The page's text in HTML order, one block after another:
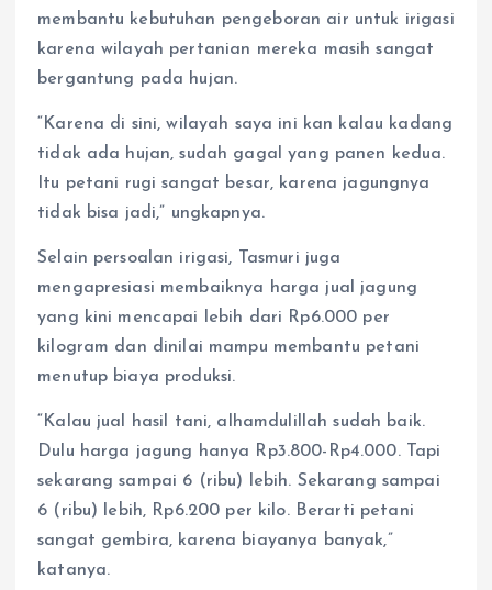
membantu kebutuhan pengeboran air untuk irigasi
karena wilayah pertanian mereka masih sangat
bergantung pada hujan.
“Karena di sini, wilayah saya ini kan kalau kadang
tidak ada hujan, sudah gagal yang panen kedua.
Itu petani rugi sangat besar, karena jagungnya
tidak bisa jadi,” ungkapnya.
Selain persoalan irigasi, Tasmuri juga
mengapresiasi membaiknya harga jual jagung
yang kini mencapai lebih dari Rp6.000 per
kilogram dan dinilai mampu membantu petani
menutup biaya produksi.
“Kalau jual hasil tani, alhamdulillah sudah baik.
Dulu harga jagung hanya Rp3.800-Rp4.000. Tapi
sekarang sampai 6 (ribu) lebih. Sekarang sampai
6 (ribu) lebih, Rp6.200 per kilo. Berarti petani
sangat gembira, karena biayanya banyak,”
katanya.